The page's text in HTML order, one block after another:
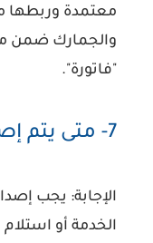
معتمدة وربطها
والجمارك ضمن
"فاتورة".
7- متى يتم إصدار الفاتورة الضريبية؟
الإجابة: يجب
الخدمة أو